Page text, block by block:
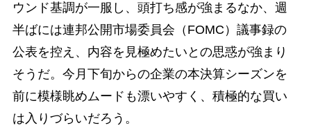
ウンド基調が一服し、頭打ち感が強まるなか、週
半ばには連邦公開市場委員会（FOMC）議事録の
公表を控え、内容を見極めたいとの思惑が強まり
そうだ。今月下旬からの企業の本決算シーズンを
前に模様眺めムードも漂いやすく、積極的な買い
は入りづらいだろう。